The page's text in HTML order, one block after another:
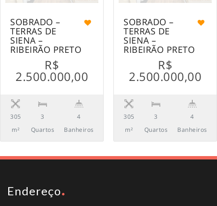
SOBRADO –
TERRAS DE
SIENA –
RIBEIRÃO PRETO
R$
2.500.000,00
305
m²
3
Quartos
4
Banheiros
SOBRADO –
TERRAS DE
SIENA –
RIBEIRÃO PRETO
R$
2.500.000,00
305
m²
3
Quartos
4
Banheiros
Endereço